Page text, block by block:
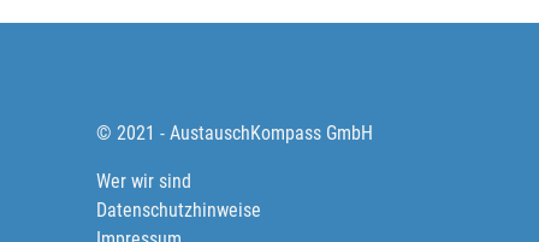
© 2021 - AustauschKompass GmbH
Wer wir sind
Datenschutzhinweise